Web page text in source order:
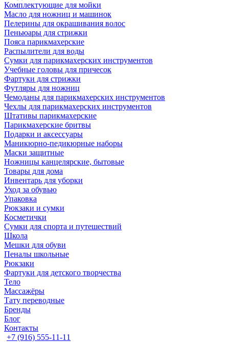
Комплектующие для мойки
Масло для ножниц и машинок
Пелерины для окрашивания волос
Пеньюары для стрижки
Пояса парикмахерские
Распылители для воды
Сумки для парикмахерских инструментов
Учебные головы для причесок
Фартуки для стрижки
Футляры для ножниц
Чемоданы для парикмахерских инструментов
Чехлы для парикмахерских инструментов
Штативы парикмахерские
Парикмахерские бритвы
Подарки и аксессуары
Маникюрно-педикюрные наборы
Маски защитные
Ножницы канцелярские, бытовые
Товары для дома
Инвентарь для уборки
Уход за обувью
Упаковка
Рюкзаки и сумки
Косметички
Сумки для спорта и путешествий
Школа
Мешки для обуви
Пеналы школьные
Рюкзаки
Фартуки для детского творчества
Тело
Массажёры
Тату переводные
Бренды
Блог
Контакты
+7 (916) 555-11-11